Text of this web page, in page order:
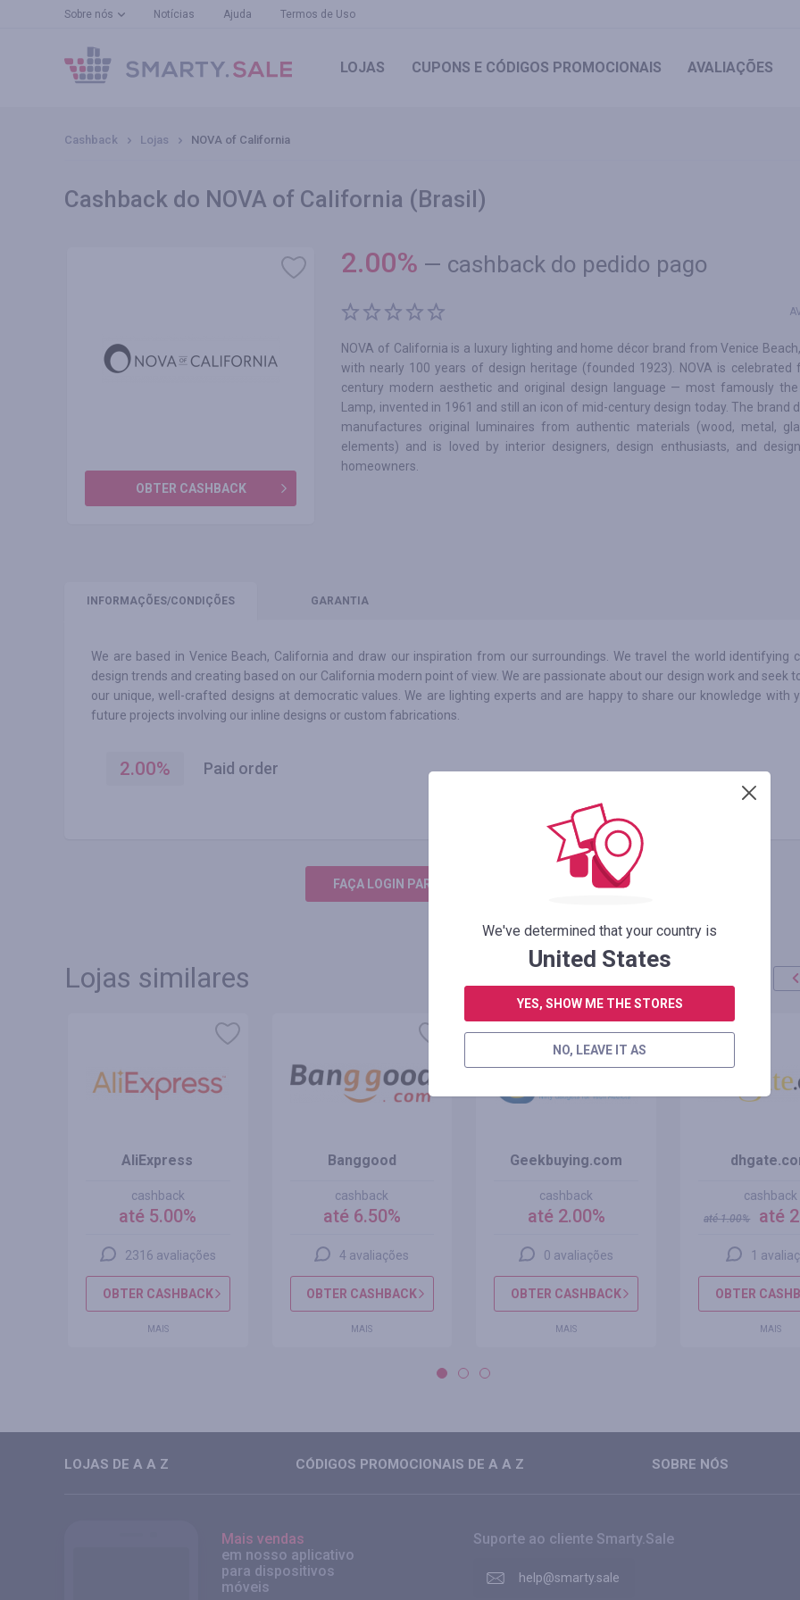
Sobre nós Notícias Ajuda Termos de Uso
LOJAS CUPONS E CÓDIGOS PROMOCIONAIS AVALIAÇÕES
Cashback Lojas NOVA of California
Cashback do NOVA of California (Brasil)
OBTER CASHBACK
2.00% — cashback do pedido pago
NOVA of California is a luxury lighting and home décor brand from Venice
with nearly 100 years of design heritage (founded 1923). NOVA is celebrated
century modern aesthetic and original design language — most famously the
Lamp, invented in 1961 and still an icon of mid-century design today. The brand
manufactures original luminaires from authentic materials (wood, metal,
elements) and is loved by interior designers, design enthusiasts, and
homeowners.
INFORMAÇÕES/CONDIÇÕES GARANTIA
We are based in Venice Beach, California and draw our inspiration from our surroundings. We travel the world identifying
design trends and creating based on our California modern point of view. We are passionate about our design work and seek
our unique, well-crafted designs at democratic values. We are lighting experts and are happy to share our knowledge with
future projects involving our inline designs or custom fabrications.
2.00% Paid order
FAÇA LOGIN PARA DEIXAR UM COMENTÁRIO
Lojas similares
AliExpress
cashback
até 5.00%
2316 avaliações
OBTER CASHBACK
MAIS
Banggood
cashback
até 6.50%
4 avaliações
OBTER CASHBACK
MAIS
Geekbuying.com
cashback
até 2.00%
0 avaliações
OBTER CASHBACK
MAIS
oferta
+100%
cashback
até1.00% até
1
OBTER
MAIS
LOJAS DE A A Z CÓDIGOS PROMOCIONAIS DE A A Z SOBRE NÓS
Mais vendas
em nosso aplicativo
para dispositivos
móveis
Suporte ao cliente Smarty.Sale
help@smarty.sale
We've determined that your country is
United States
YES, SHOW ME THE STORES
NO, LEAVE IT AS